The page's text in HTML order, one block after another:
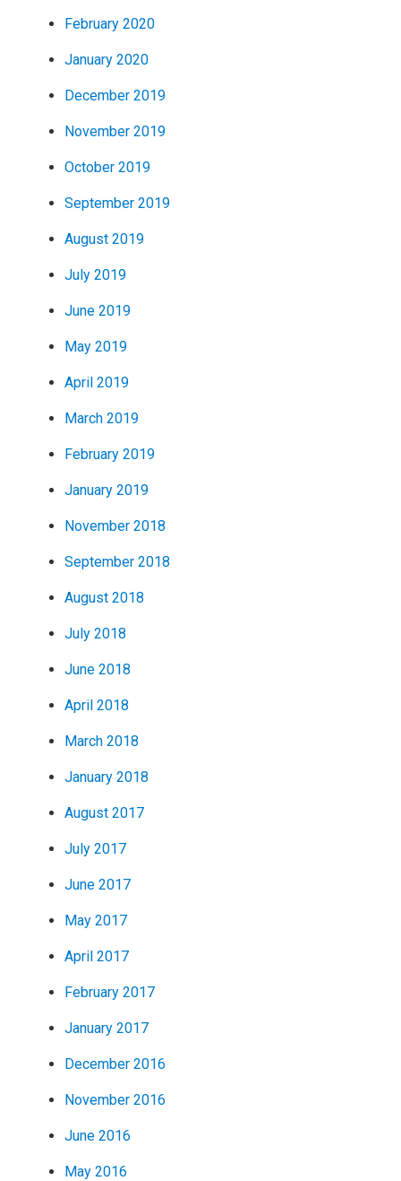
February 2020
January 2020
December 2019
November 2019
October 2019
September 2019
August 2019
July 2019
June 2019
May 2019
April 2019
March 2019
February 2019
January 2019
November 2018
September 2018
August 2018
July 2018
June 2018
April 2018
March 2018
January 2018
August 2017
July 2017
June 2017
May 2017
April 2017
February 2017
January 2017
December 2016
November 2016
June 2016
May 2016